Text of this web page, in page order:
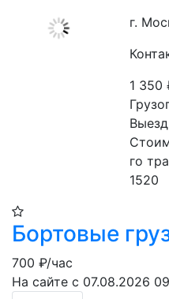
г.
1 350
го
1520
Бортовые
700 ₽/час
На сайте с 07.08.2026